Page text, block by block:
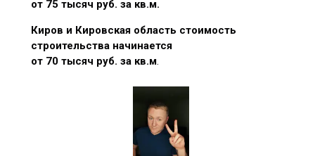
Киров и Кировская область стоимость
строительства начинается
от 70 тысяч руб. за кв.м.
от 75 тысяч руб. за кв.м.